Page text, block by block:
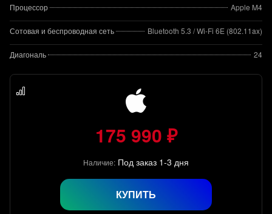
Процессор Apple M4
Сотовая и беспроводная сеть Bluetooth 5.3 / Wi-Fi 6E (802.11ax)
Диагональ 24
175 990 ₽
Наличие: Под заказ 1-3 дня
КУПИТЬ